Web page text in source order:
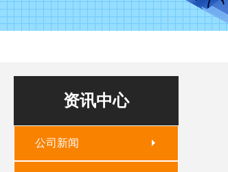
资讯中心
公司新闻